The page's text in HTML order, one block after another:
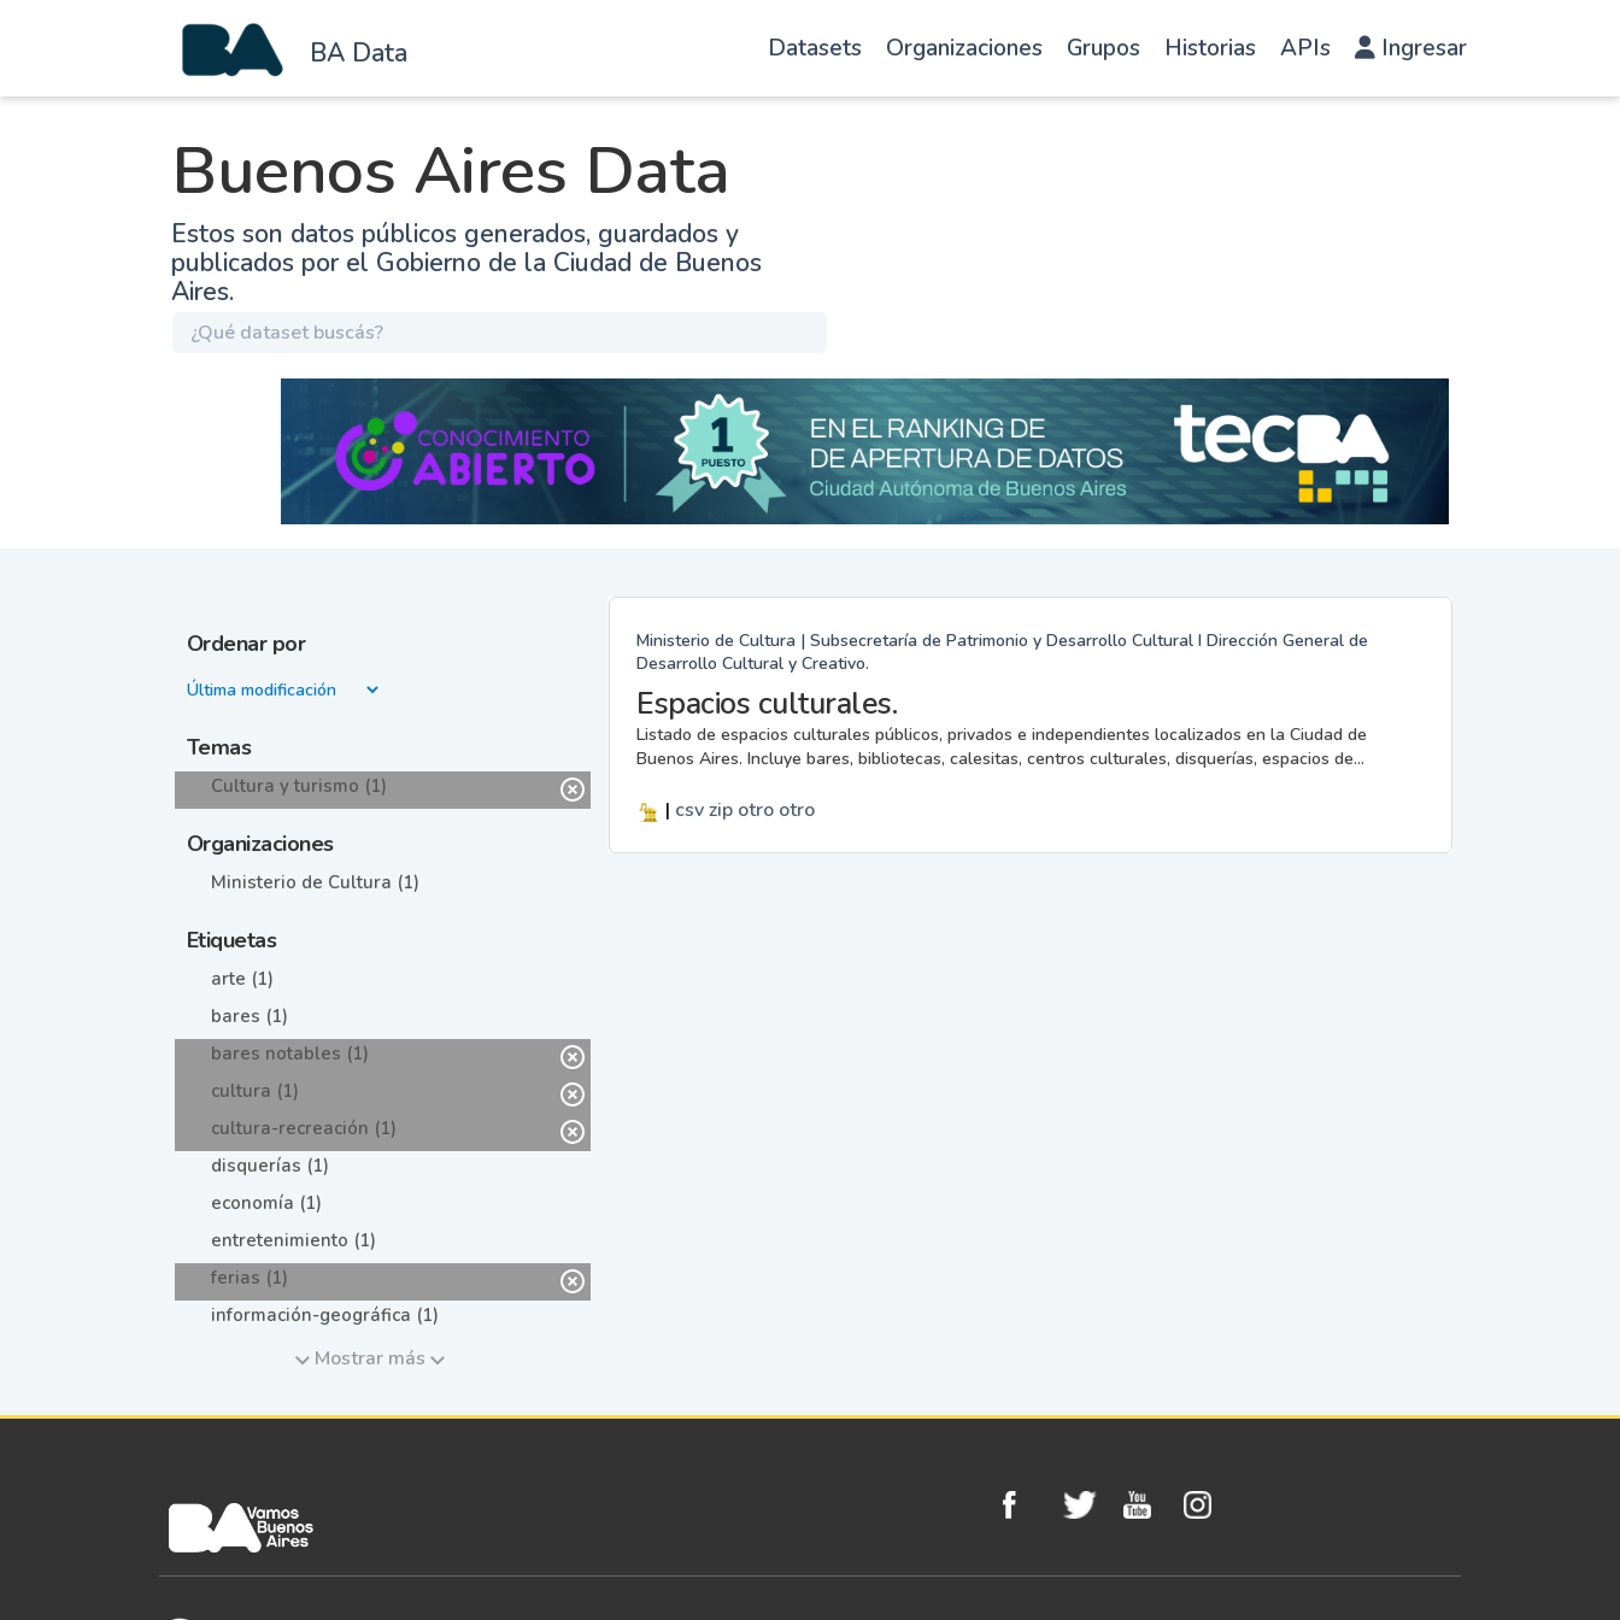
BA Data Datasets Organizaciones Grupos Historias APIs Ingresar
Buenos Aires Data
Estos son datos públicos generados, guardados y
publicados por el Gobierno de la Ciudad de Buenos
Aires.
Ordenar por
Temas
Cultura y turismo (1)
Organizaciones
Ministerio de Cultura (1)
Etiquetas
arte (1)
bares (1)
bares notables (1)
cultura (1)
cultura-recreación (1)
disquerías (1)
economía (1)
entretenimiento (1)
ferias (1)
información-geográfica (1)
Mostrar más
Ministerio de Cultura | Subsecretaría de Patrimonio y Desarrollo Cultural I Dirección General de
Desarrollo Cultural y Creativo.
Espacios culturales.
Listado de espacios culturales públicos, privados e independientes localizados en la Ciudad de
Buenos Aires. Incluye bares, bibliotecas, calesitas, centros culturales, disquerías, espacios de...
| csvzip otro otro